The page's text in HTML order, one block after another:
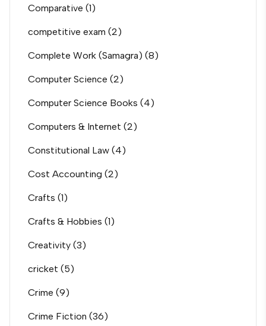
Comparative (1)
competitive exam (2)
Complete Work (Samagra) (8)
Computer Science (2)
Computer Science Books (4)
Computers & Internet (2)
Constitutional Law (4)
Cost Accounting (2)
Crafts (1)
Crafts & Hobbies (1)
Creativity (3)
cricket (5)
Crime (9)
Crime Fiction (36)